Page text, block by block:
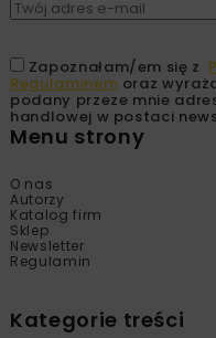
Zapoznałam/em się z
Regulaminem oraz
podany przeze mnie
handlowej w postaci
Menu strony
O nas
Autorzy
Katalog firm
Sklep
Newsletter
Regulamin
Kategorie treści